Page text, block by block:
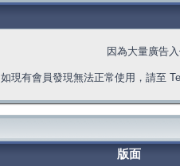
因為大量廣告
如現有會員發現無法正常使用，請至
版面